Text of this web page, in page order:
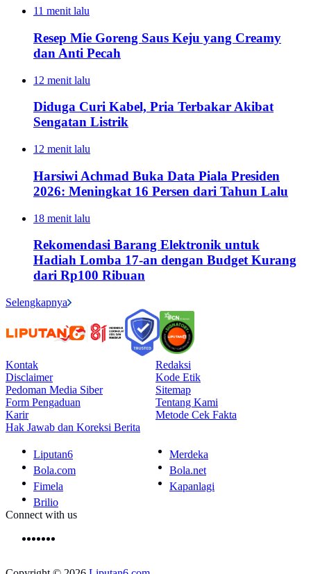
11 menit lalu
Resep Mie Goreng Saus Keju yang Creamy
dan Anti Pecah
12 menit lalu
Diduga Curi Kabel, Pria Terbakar Akibat
Sengatan Listrik
12 menit lalu
Harsiwi Achmad Buka Data Piala Presiden
2026: Meningkat 16 Persen dari Tahun Lalu
18 menit lalu
Rekomendasi Barang Elektronik untuk
Hadiah Lomba 17-an dengan Budget Kurang
dari Rp100 Ribuan
Selengkapnya
Kontak
Redaksi
Disclaimer
Kode Etik
Pedoman Media Siber
Sitemap
Form Pengaduan
Tentang Kami
Karir
Metode Cek Fakta
Hak Jawab dan Koreksi Berita
Liputan6
Merdeka
Bola.com
Bola.net
Fimela
Kapanlagi
Brilio
Connect with us